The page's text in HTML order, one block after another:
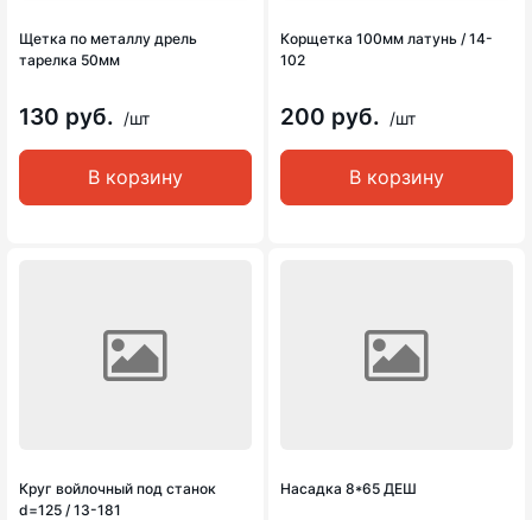
Щетка по металлу дрель
тарелка 50мм
130 руб. /шт
В корзину
Корщетка 100мм латунь / 14-
102
200 руб. /шт
В корзину
Круг войлочный под станок
d=125 / 13-181
Насадка 8*65 ДЕШ